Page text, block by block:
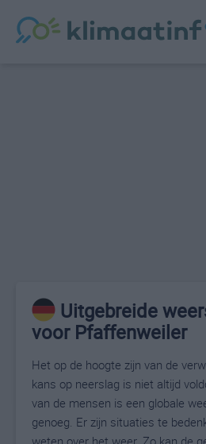
Uitgebreide
voor Pfaffenweiler
Het op de hoogte zijn van de
kans op neerslag is niet altijd
van de mensen is een globale
genoeg. Er zijn situaties te
weten over het weer. Zo kan de